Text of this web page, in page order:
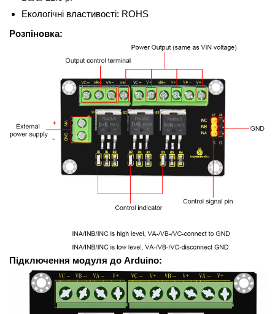
Екологічні властивості: ROHS
Розпіновка:
Підключення модуля до Arduino: